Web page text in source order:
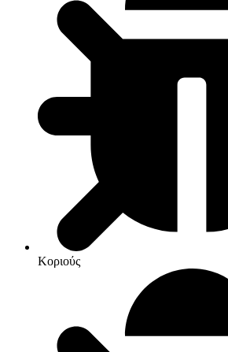
Κοριούς